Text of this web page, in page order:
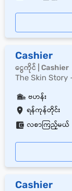
Cashier
ငွေကိုင် | Cashier
The Skin Story
ရန်ကုန်တိုင်း
ဗဟန်း
လစာကြည့်မယ်
Cashier